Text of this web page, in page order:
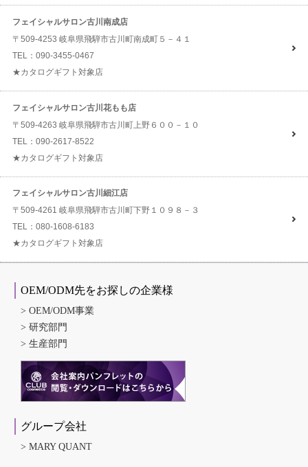
フェイシャルサロン古川南成店
〒509-4253 岐阜県飛騨市古川町南成町５－４１
TEL：090-3455-0467
★カタログギフト対象店
フェイシャルサロン古川花もも店
〒509-4263 岐阜県飛騨市古川町上野６００－１０
TEL：090-2617-8522
★カタログギフト対象店
フェイシャルサロン古川細江店
〒509-4261 岐阜県飛騨市古川町下野１０９８－３
TEL：080-1608-6183
★カタログギフト対象店
OEM/ODM先をお探しの企業様
OEM/ODM事業
研究部門
生産部門
グループ会社
MARY QUANT